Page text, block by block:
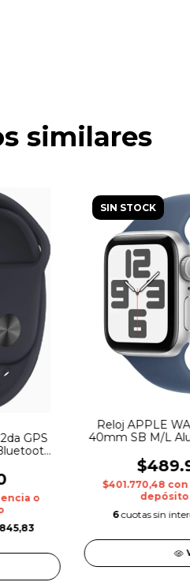
similares
GPS
o
SIN STOCK
Reloj APPLE
40mm SB M/L
$401.770,48 con
6 cuotas sin